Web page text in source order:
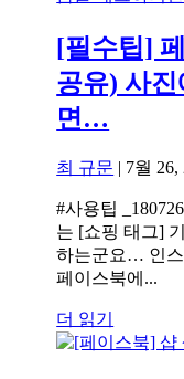
[필수팁]
공유) 사진
면…
최 규문 7월 26,
#사용팁
는 [쇼핑 태그]
하는군요… 인스
페이스북에...
더 읽기